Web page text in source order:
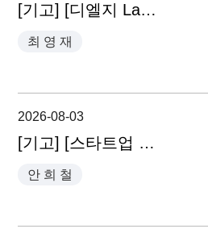
[기고] [디엘지 Law 인사이트] 영업비밀 관리 첫걸음 - 최영재 파트너 변호사
최 영 재
2026-08-03
[기고] [스타트업 필독法] '연대보증' 표현 없어도 결과는 연대보증과 같다 - 안희철 대표변호사
안 희 철